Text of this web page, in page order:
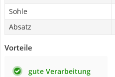
Sohle
Absatz
Vorteile
gute Verarbeitung